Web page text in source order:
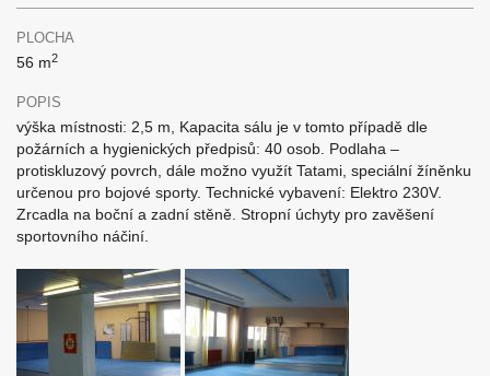
PLOCHA
56 m2
POPIS
výška místnosti: 2,5 m, Kapacita sálu je v tomto případě dle
požárních a hygienických předpisů: 40 osob. Podlaha –
protiskluzový povrch, dále možno využít Tatami, speciální žíněnku
určenou pro bojové sporty. Technické vybavení: Elektro 230V.
Zrcadla na boční a zadní stěně. Stropní úchyty pro zavěšení
sportovního náčiní.